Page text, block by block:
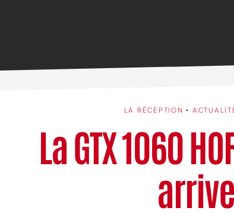
LA RÉCEPTION •
La GTX 1060
arrive